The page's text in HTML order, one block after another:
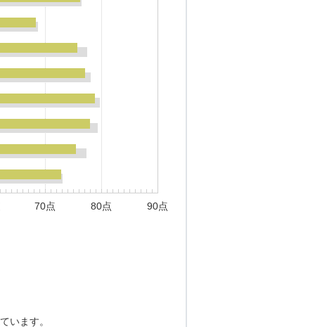
70点 80点 90点
います。